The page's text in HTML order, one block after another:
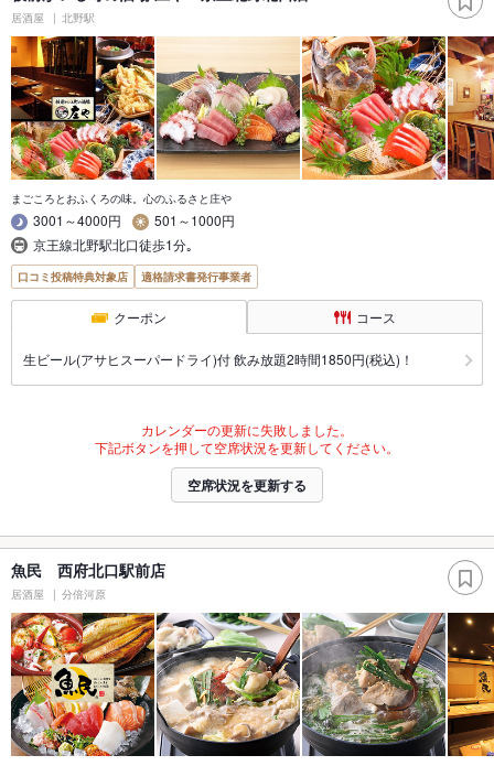
居酒屋 北野駅
まごころとおふくろの味。心のふるさと庄や
3001～4000円
501～1000円
京王線北野駅北口徒歩1分｡
口コミ投稿特典対象店 適格請求書発行事業者
クーポン コース
生ビール(アサヒスーパードライ)付 飲み放題2時間1850円(税込)！
カレンダーの更新に失敗しました。
下記ボタンを押して空席状況を更新してください。
空席状況を更新する
魚民 西府北口駅前店
居酒屋 分倍河原